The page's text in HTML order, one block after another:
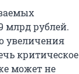
млрд рублей.
увеличения
критическое
может не